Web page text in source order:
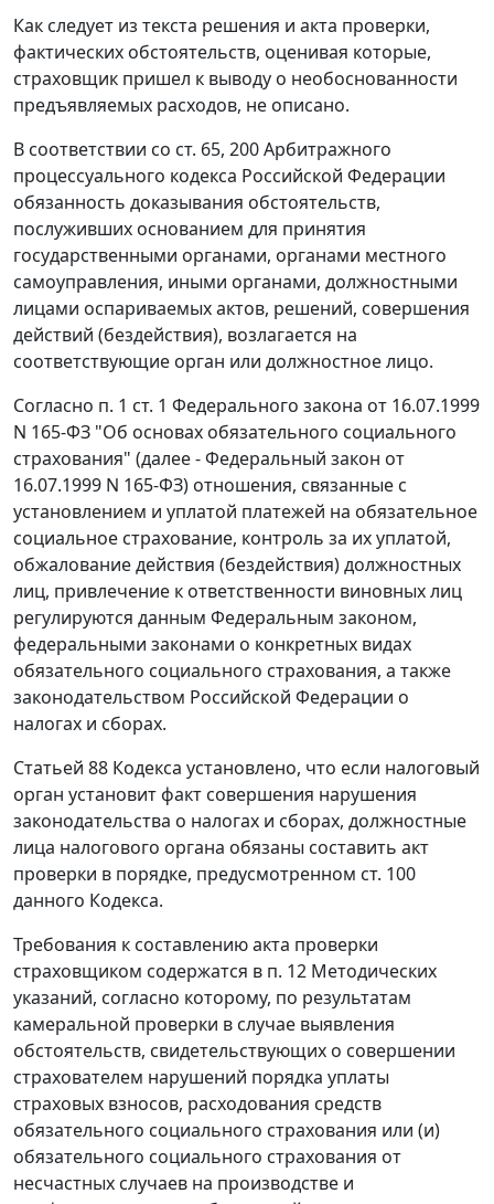
Как следует из текста решения и акта проверки,
фактических обстоятельств, оценивая которые,
страховщик пришел к выводу о необоснованности
предъявляемых расходов, не описано.
В соответствии со ст. 65, 200Арбитражного
процессуального кодекса Российской Федерации
обязанность доказывания обстоятельств,
послуживших основанием для принятия
государственными органами, органами местного
самоуправления, иными органами, должностными
лицами оспариваемых актов, решений, совершения
действий (бездействия), возлагается на
соответствующие орган или должностное лицо.
Согласно п. 1 ст. 1 Федерального закона от 16.07.1999
N 165-ФЗ "Об основах обязательного социального
страхования" (далее - Федеральный закон от
16.07.1999 N 165-ФЗ) отношения, связанные с
установлением и уплатой платежей на обязательное
социальное страхование, контроль за их уплатой,
обжалование действия (бездействия) должностных
лиц, привлечение к ответственности виновных лиц
регулируются данным Федеральным законом,
федеральными законами о конкретных видах
обязательного социального страхования, а также
законодательством Российской Федерации о
налогах и сборах.
Статьей 88 Кодекса установлено, что если налоговый
орган установит факт совершения нарушения
законодательства о налогах и сборах, должностные
лица налогового органа обязаны составить акт
проверки в порядке, предусмотренном ст. 100
данного Кодекса.
Требования к составлению акта проверки
страховщиком содержатся в п. 12 Методических
указаний, согласно которому, по результатам
камеральной проверки в случае выявления
обстоятельств, свидетельствующих о совершении
страхователем нарушений порядка уплаты
страховых взносов, расходования средств
обязательного социального страхования или (и)
обязательного социального страхования от
несчастных случаев на производстве и